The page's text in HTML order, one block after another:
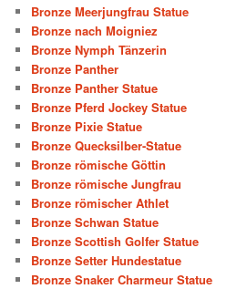
Bronze Meerjungfrau Statue
Bronze nach Moigniez
Bronze Nymph Tänzerin
Bronze Panther
Bronze Panther Statue
Bronze Pferd Jockey Statue
Bronze Pixie Statue
Bronze Quecksilber-Statue
Bronze römische Göttin
Bronze römische Jungfrau
Bronze römischer Athlet
Bronze Schwan Statue
Bronze Scottish Golfer Statue
Bronze Setter Hundestatue
Bronze Snaker Charmeur Statue